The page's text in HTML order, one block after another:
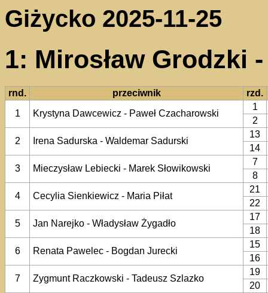
Giżycko 2025-11-25
1: Mirosław Grodzki
rnd. przeciwnik
rzd.
1
Krystyna Dawcewicz - Paweł Czacharowski
1
2
2
Irena Sadurska - Waldemar Sadurski
13
14
3
Mieczysław Lebiecki - Marek Słowikowski
7
8
4
Cecylia Sienkiewicz - Maria Piłat
21
22
5
Jan Narejko - Władysław Żygadło
17
18
6
Renata Pawelec - Bogdan Jurecki
15
16
7
Zygmunt Raczkowski - Tadeusz Szlazko
19
20